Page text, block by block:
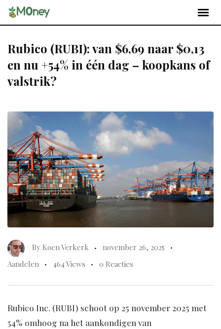
Rubico (RUBI): van $6,69 naar $0,13
en nu +54% in één dag – koopkans of
valstrik?
By Koen Verkerk
november 26, 2025
Aandelen
464 Views 0 Reacties
Rubico Inc. (RUBI) schoot op 25 november 2025 met
54% omhoog na het aankondigen van